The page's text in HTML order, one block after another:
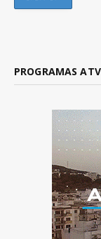
PROGRAMAS ATV